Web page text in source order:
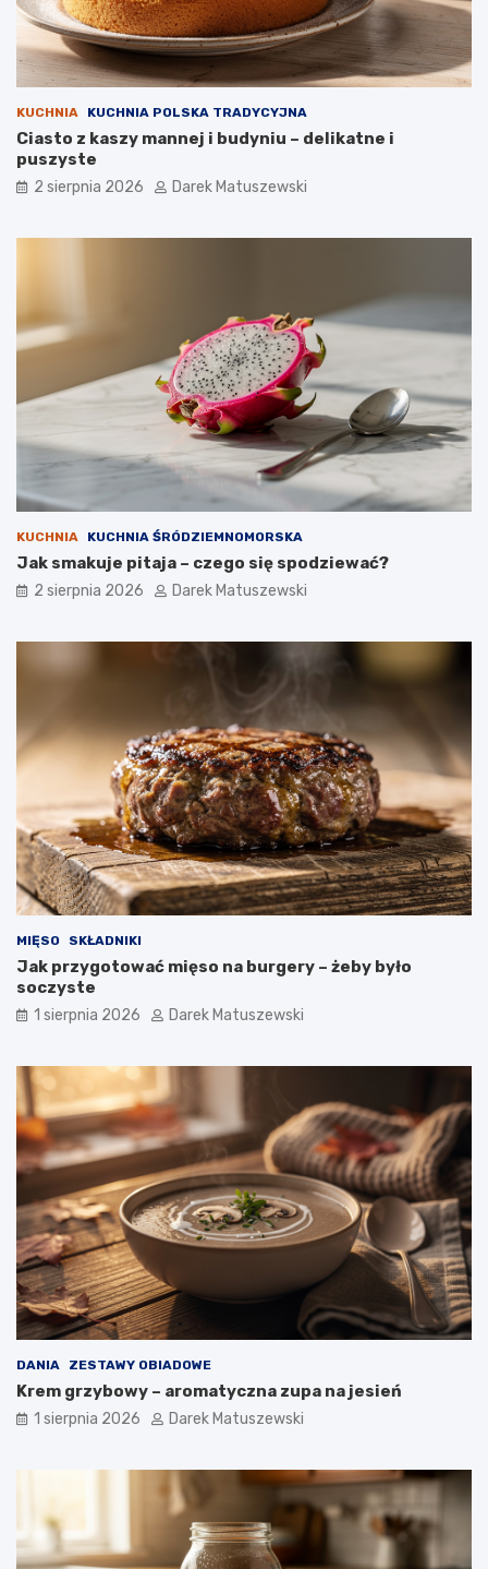
KUCHNIA KUCHNIA POLSKA TRADYCYJNA
Ciasto z kaszy mannej i budyniu – delikatne i
puszyste
2 sierpnia 2026 Darek Matuszewski
KUCHNIA KUCHNIA ŚRÓDZIEMNOMORSKA
Jak smakuje pitaja – czego się spodziewać?
2 sierpnia 2026 Darek Matuszewski
MIĘSO SKŁADNIKI
Jak przygotować mięso na burgery – żeby było
soczyste
1 sierpnia 2026 Darek Matuszewski
DANIA ZESTAWY OBIADOWE
Krem grzybowy – aromatyczna zupa na jesień
1 sierpnia 2026 Darek Matuszewski